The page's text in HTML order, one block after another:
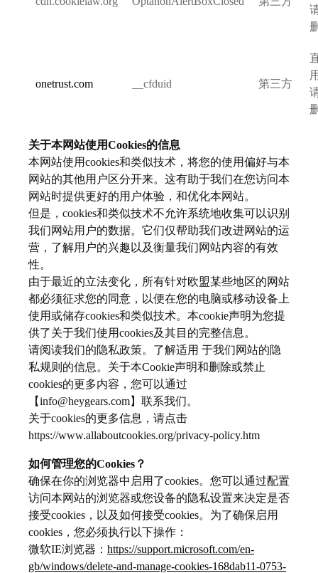
onetrust.com __cfduid 第三方
关于本网站使用Cookies的信息
本网站使用cookies和类似技术，将您的使用偏好与本
网站的其他用户区分开来。这有助于我们在您访问本
网站时提供更好的用户体验，和优化本网站。
但是，cookies和类似技术不允许系统地收集可以识别
我们网站用户的数据。它们仅帮助我们改进网站的运
营，了解用户的兴趣以及衡量我们网站内容的有效
性。
由于最近的立法变化，所有针对欧盟某些地区的网站
都必须征求您的同意，以便在您的电脑或移动设备上
使用或储存cookies和类似技术。本cookie声明为您提
供了关于我们使用cookies及其目的完整信息。
请阅读我们的隐私政策。了解适用 于我们网站的隐
私规则的信息。关于本Cookie声明和删除或禁止
cookies的更多内容，您可以通过
【info@heygears.com】联系我们。
关于cookies的更多信息，请点击
https://www.allaboutcookies.org/privacy-policy.htm
如何管理您的Cookies？
确保在你的浏览器中启用了cookies。您可以通过配置
访问本网站的浏览器或您设备的隐私设置来决定是否
接受cookies，以及如何接受cookies。为了确保启用
cookies，您必须执行以下操作：
微软IE浏览器： https://support.microsoft.com/en-
gb/windows/delete-and-manage-cookies-168dab11-0753-